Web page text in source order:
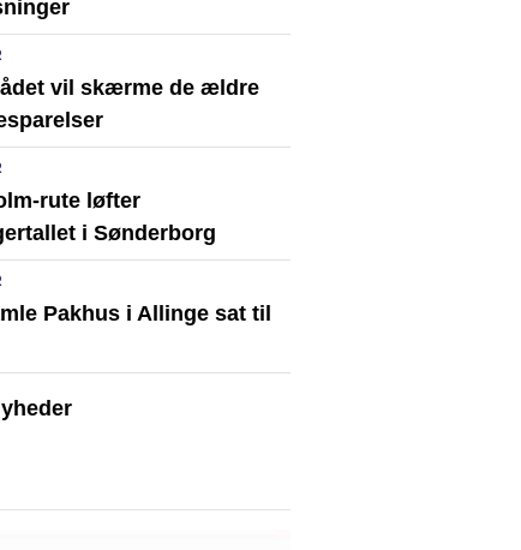
vil skærme de ældre
rute løfter
i Sønderborg
Pakhus i Allinge sat til